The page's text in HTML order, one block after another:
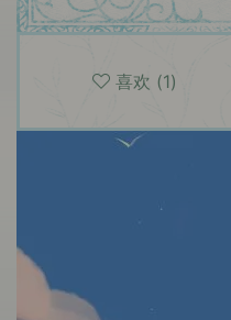
喜欢 (1)